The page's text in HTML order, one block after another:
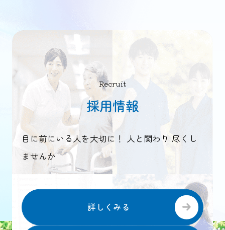
Recruit
採用情報
目に前にいる人を大切に！ 人と関わり 尽くし
ませんか
詳しくみる